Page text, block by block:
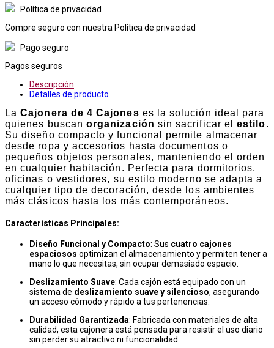
Política de privacidad
Compre seguro con nuestra Política de privacidad
Pago seguro
Pagos seguros
Descripción
Detalles de producto
LaCajonera de 4 Cajones es la solución ideal para
quienes buscan organización sin sacrificar elestilo.
Su diseño compacto y funcional permite almacenar
desde ropa y accesorios hasta documentos o
pequeños objetos personales, manteniendo el orden
en cualquier habitación. Perfecta para dormitorios,
oficinas o vestidores, su estilo moderno se adapta a
cualquier tipo de decoración, desde los ambientes
más clásicos hasta los más contemporáneos.
Características Principales:
Diseño Funcional y Compacto: Sus cuatro cajones
espaciosos optimizan el almacenamiento y permiten tener a
mano lo que necesitas, sin ocupar demasiado espacio.
Deslizamiento Suave: Cada cajón está equipado con un
sistema de deslizamiento suave y silencioso, asegurando
un acceso cómodo y rápido a tus pertenencias.
Durabilidad Garantizada: Fabricada con materiales de alta
calidad, esta cajonera está pensada para resistir el uso diario
sin perder su atractivo ni funcionalidad.